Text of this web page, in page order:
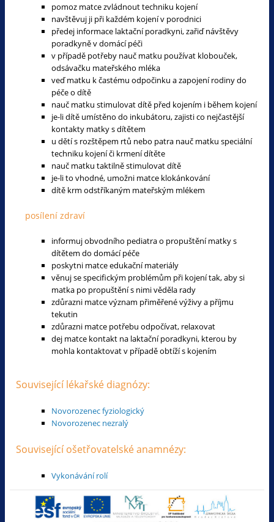
pomoz matce zvládnout techniku kojení
navštěvuj ji při každém kojení v porodnici
předej informace laktační poradkyni, zařiď návštěvy
poradkyně v domácí péči
v případě potřeby nauč matku používat klobouček,
odsávačku mateřského mléka
veď matku k častému odpočinku a zapojení rodiny do
péče o dítě
nauč matku stimulovat dítě před kojením i během kojení
je-li dítě umístěno do inkubátoru, zajisti co nejčastější
kontakty matky s dítětem
u dětí s rozštěpem rtů nebo patra nauč matku speciální
techniku kojení či krmení dítěte
nauč matku taktilně stimulovat dítě
je-li to vhodné, umožni matce klokánkování
dítě krm odstříkaným mateřským mlékem
posílení zdraví
informuj obvodního pediatra o propuštění matky s
dítětem do domácí péče
poskytni matce edukační materiály
věnuj se specifickým problémům při kojení tak, aby si
matka po propuštění s nimi věděla rady
zdůrazni matce význam přiměřené výživy a příjmu
tekutin
zdůrazni matce potřebu odpočívat, relaxovat
dej matce kontakt na laktační poradkyni, kterou by
mohla kontaktovat v případě obtíží s kojením
Související lékařské diagnózy:
Novorozenec fyziologický
Novorozenec nezralý
Související ošetřovatelské anamnézy:
Vykonávání rolí